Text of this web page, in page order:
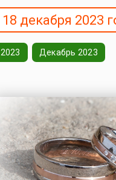
18 декабря 2023
2023 Декабрь 2023